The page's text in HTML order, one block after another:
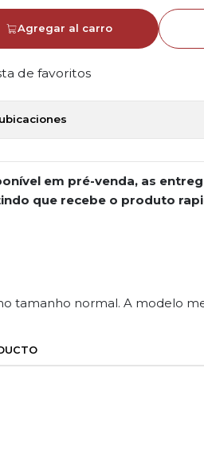
Agregar al carro
de favoritos
em pré-venda, as
que recebe o produto
tamanho normal. A modelo